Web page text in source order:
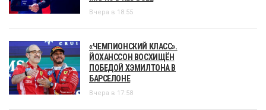
Вчера в 18:55
«ЧЕМПИОНСКИЙ КЛАСС».
ЙОХАНССОН ВОСХИЩЁН
ПОБЕДОЙ ХЭМИЛТОНА В
БАРСЕЛОНЕ
Вчера в 17:58